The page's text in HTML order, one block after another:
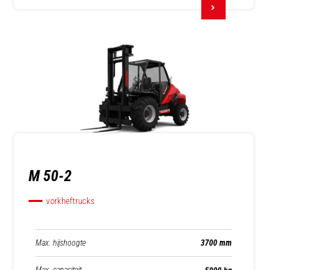
M 50-2
vorkheftrucks
Max. hijshoogte 3700 mm